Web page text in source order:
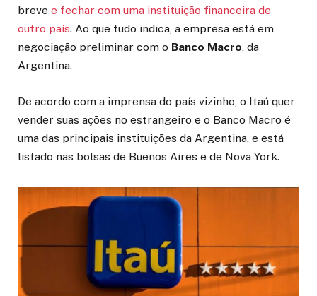
breve e fechar com uma instituição financeira de
outro país. Ao que tudo indica, a empresa está em
negociação preliminar com o Banco Macro, da
Argentina.
De acordo com a imprensa do país vizinho, o Itaú quer
vender suas ações no estrangeiro e o Banco Macro é
uma das principais instituições da Argentina, e está
listado nas bolsas de Buenos Aires e de Nova York.